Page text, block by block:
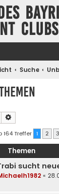
Suche
Suche
164 Treffer 1 2 3
Themen
sucht
«